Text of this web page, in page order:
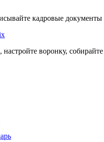
кадровые
воронку,